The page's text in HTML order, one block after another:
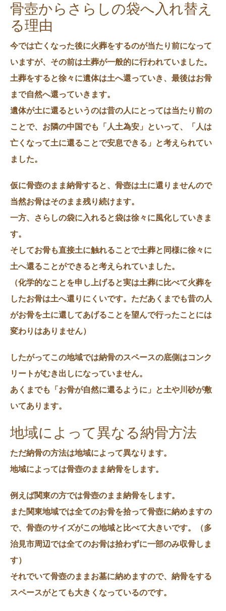
骨壺からさらしの袋へ入れ替え
る理由
今では亡くなった後に火葬をするのが当たり前になって
いますが、その前は土葬が一般的に行われていました。
土葬をすると徐々に遺体は土へ還っていき、最後はお骨
まで自然へ還っていきます。
遺体が土に還るというのは昔の人にとっては当たり前の
ことで、お隣の中国でも「人土為安」といって、「人は
亡くなって土に還ることで安息できる」と考えられてい
ました。
仮に骨壺のまま納骨すると、骨壺は土に還りませんので
当然お骨はそのまま残り続けます。
一方、さらしの袋に入れると袋は徐々に風化していきま
す。
そしてお骨も直接土に触れることで土葬と同様に徐々に
土へ還ることができると考えられていました。
（化学的なことを申し上げると実は土葬に比べて火葬を
したお骨は土へ還りにくいです。ただあくまでも昔の人
がお骨を土に還してあげることを望んで行ったことには
変わりはありません）
したがってこの地域では納骨のスペースの底側はコンク
リートがむき出しになっていません。
あくまでも「お骨が自然に還るように」と土や川砂が敷
いてあります。
地域によって異なる納骨方法
ただ納骨の方法は地域によって異なります。
地域によっては骨壺のまま納骨をします。
例えば関東の方では骨壺のまま納骨をします。
また関東地域では全てのお骨を拾って骨壺に納めますの
で、骨壺のサイズがこの地域と比べて大きいです。（多
治見市周辺では全てのお骨は拾わずに一部のみ収骨しま
す）
それでいて骨壺のままお墓に納めますので、納骨をする
スペースがとても大きくなっているのです。